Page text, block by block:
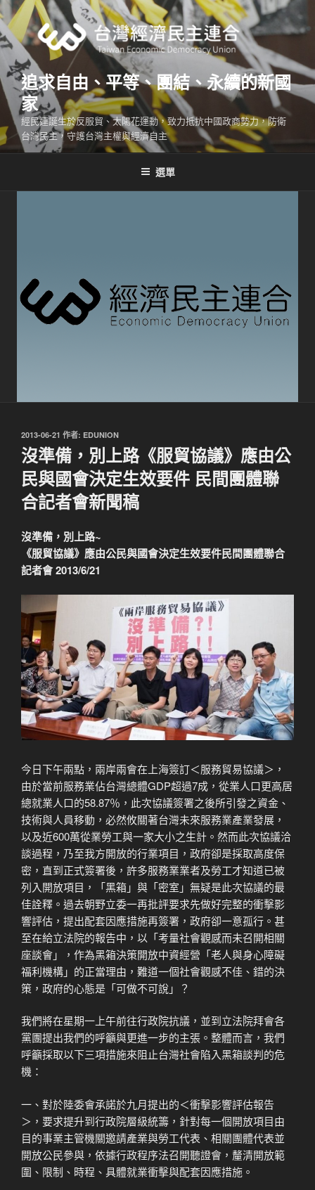
跳
至
主
內
容
追求自由、平等、團結、永續的新國
家
經民連誕生於反服貿、太陽花運動，致力抵抗中國政商勢力，防衛
台灣民主，守護台灣主權與經濟自主
選單
發
佈
於
2013-06-21 作者: EDUNION
沒準備，別上路《服貿協議》應由公
民與國會決定生效要件 民間團體聯
合記者會新聞稿
沒準備，別上路~
《服貿協議》應由公民與國會決定生效要件民間團體聯合
記者會 2013/6/21
今日下午兩點，兩岸兩會在上海簽訂＜服務貿易協議＞，
由於當前服務業佔台灣總體GDP超過7成，從業人口更高居
總就業人口的58.87％，此次協議簽署之後所引發之資金、
技術與人員移動，必然攸關著台灣未來服務業產業發展，
以及近600萬從業勞工與一家大小之生計。然而此次協議洽
談過程，乃至我方開放的行業項目，政府卻是採取高度保
密，直到正式簽署後，許多服務業業者及勞工才知道已被
列入開放項目，「黑箱」與「密室」無疑是此次協議的最
佳詮釋。過去朝野立委一再批評要求先做好完整的衝擊影
響評估，提出配套因應措施再簽署，政府卻一意孤行。甚
至在給立法院的報告中，以「考量社會觀感而未召開相關
座談會」，作為黑箱決策開放中資經營「老人與身心障礙
福利機構」的正當理由，難道一個社會觀感不佳、錯的決
策，政府的心態是「可做不可說」？
我們將在星期一上午前往行政院抗議，並到立法院拜會各
黨團提出我們的呼籲與更進一步的主張。整體而言，我們
呼籲採取以下三項措施來阻止台灣社會陷入黑箱談判的危
機：
一、對於陸委會承諾於九月提出的＜衝擊影響評估報告
＞，要求提升到行政院層級統籌，針對每一個開放項目由
目的事業主管機關邀請產業與勞工代表、相關團體代表並
開放公民參與，依據行政程序法召開聽證會，釐清開放範
圍、限制、時程、具體就業衝擊與配套因應措施。